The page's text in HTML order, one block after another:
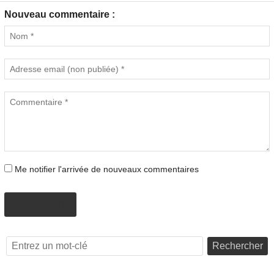
Nouveau commentaire :
Me notifier l'arrivée de nouveaux commentaires
Rechercher